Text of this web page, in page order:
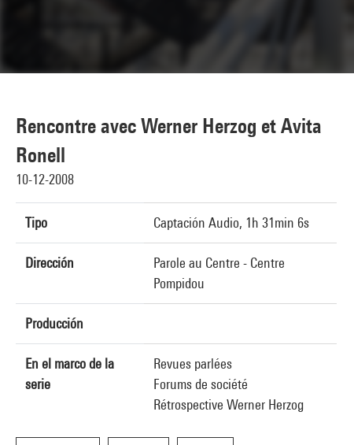
Rencontre avec Werner Herzog et Avita
Ronell
10-12-2008
Tipo Captación Audio, 1h 31min 6s
Dirección
Parole au Centre - Centre
Pompidou
Producción
En el marco de la
serie
Revues parlées
Forums de société
Rétrospective Werner Herzog